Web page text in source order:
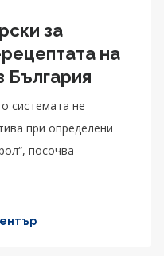
за
на
България
системата не
при определени
посочва